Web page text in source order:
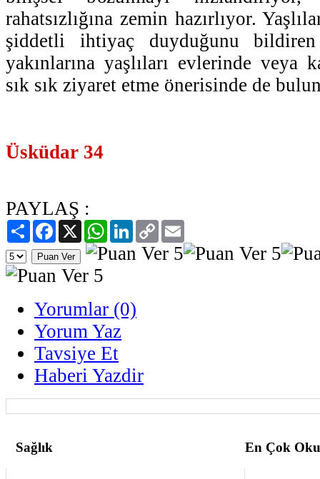
rahatsızlığına zemin hazırlıyor.
şiddetli ihtiyaç duyduğunu
yakınlarına yaşlıları evlerinde veya
sık sık ziyaret etme önerisinde de
Üsküdar 34
PAYLAŞ :
PaylaşFacebook
X WhatsAppLinkedIn
Copy
Link
Yorumlar (0)
Yorum Yaz
Tavsiye Et
Haberi Yazdir
Sağlık En Çok